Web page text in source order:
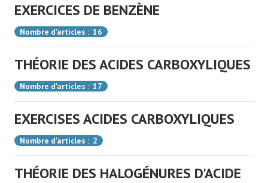
EXERCICES DE BENZÈNE
Nombre d'articles : 16
THÉORIE DES ACIDES CARBOXYLIQUES
Nombre d'articles : 17
EXERCISES ACIDES CARBOXYLIQUES
Nombre d'articles : 2
THÉORIE DES HALOGÉNURES D'ACIDE